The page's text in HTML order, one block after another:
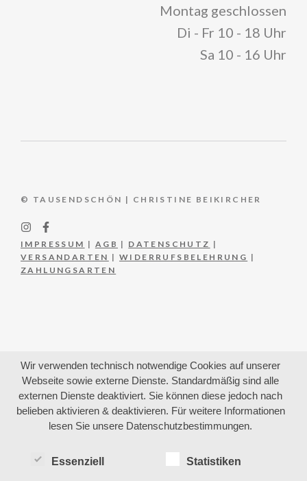
Montag geschlossen
Di - Fr 10 - 18 Uhr
Sa 10 - 16 Uhr
© TAUSENDSCHÖN | CHRISTINE BEIKIRCHER
IMPRESSUM | AGB | DATENSCHUTZ |
VERSANDARTEN |WIDERRUFSBELEHRUNG |
ZAHLUNGSARTEN
Wir verwenden technisch notwendige Cookies auf unserer
Webseite sowie externe Dienste. Standardmäßig sind alle
externen Dienste deaktiviert. Sie können diese jedoch nach
belieben aktivieren & deaktivieren. Für weitere Informationen
lesen Sie unsere Datenschutzbestimmungen.
Essenziell Statistiken